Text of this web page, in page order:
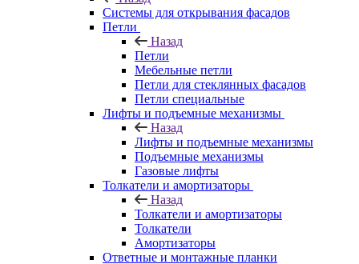
Системы для открывания фасадов
Петли
Назад
Петли
Мебельные петли
Петли для стеклянных фасадов
Петли специальные
Лифты и подъемные механизмы
Назад
Лифты и подъемные механизмы
Подъемные механизмы
Газовые лифты
Толкатели и амортизаторы
Назад
Толкатели и амортизаторы
Толкатели
Амортизаторы
Ответные и монтажные планки